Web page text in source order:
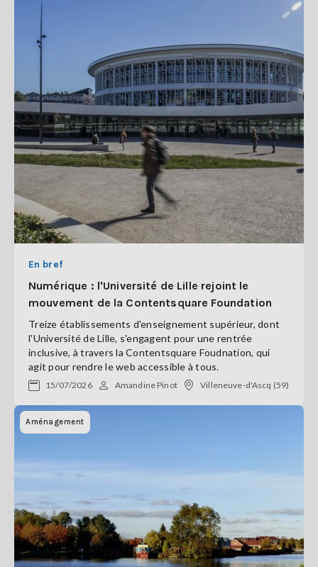
En bref
Numérique : l'Université de Lille rejoint le
mouvement de la Contentsquare Foundation
Treize établissements d'enseignement supérieur, dont
l'Université de Lille, s'engagent pour une rentrée
inclusive, à travers la Contentsquare Foudnation, qui
agit pour rendre le web accessible à tous.
15/07/2026 Amandine Pinot Villeneuve-d'Ascq (59)
Aménagement